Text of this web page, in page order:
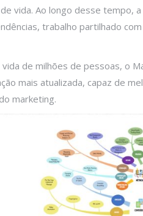
vida. Ao longo desse tempo,
trabalho partilhado
de milhões de pessoas, o
mais atualizada, capaz de
marketing.